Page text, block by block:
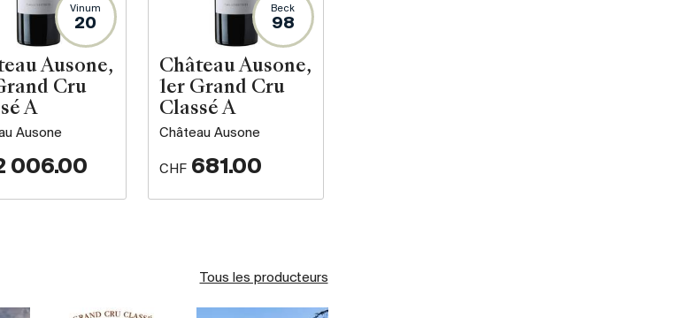
Vinum
20
Ausone,
Cru
A
Ausone
006.00
Beck
98
Château Ausone,
1er Grand Cru
Classé A
Château Ausone
CHF 681.00
Tous les producteurs